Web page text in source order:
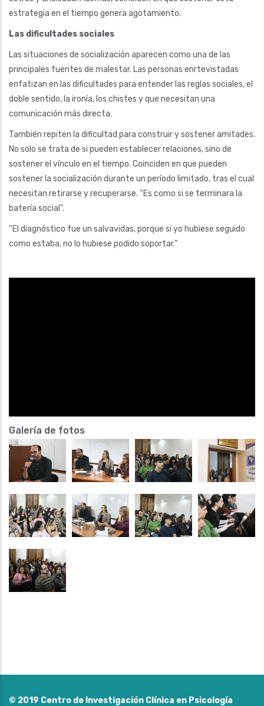
estrategia en el tiempo genera agotamiento.
Las dificultades sociales
Las situaciones de socialización aparecen como una de las
principales fuentes de malestar. Las personas enrtevistadas
enfatizan en las dificultades para entender las reglas sociales, el
doble sentido, la ironía, los chistes y que necesitan una
comunicación más directa.
También repiten la dificultad para construir y sostener amitades.
No solo se trata de si pueden establecer relaciones, sino de
sostener el vínculo en el tiempo. Coinciden en que pueden
sostener la socialización durante un período limitado, tras el cual
necesitan retirarse y recuperarse. “Es como si se terminara la
batería social”.
“El diagnóstico fue un salvavidas, porque si yo hubiese seguido
como estaba, no lo hubiese podido soportar.”
Galería de fotos
© 2019 Centro de Investigación Clínica en Psicología